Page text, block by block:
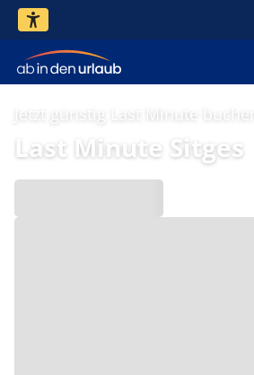
Jetzt günstig Last Minute buchen!
Last Minute Sitges